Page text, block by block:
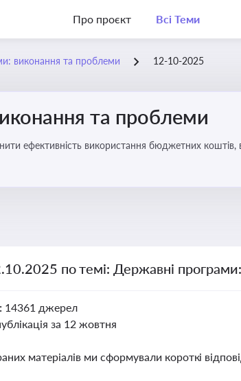
Про проєкт Всі Теми
виконання та проблеми 12-10-2025
та проблеми
ефективність використання бюджетних коштів,
по темі: Державні
14361 джерел
за 12 жовтня
матеріалів ми сформували короткі